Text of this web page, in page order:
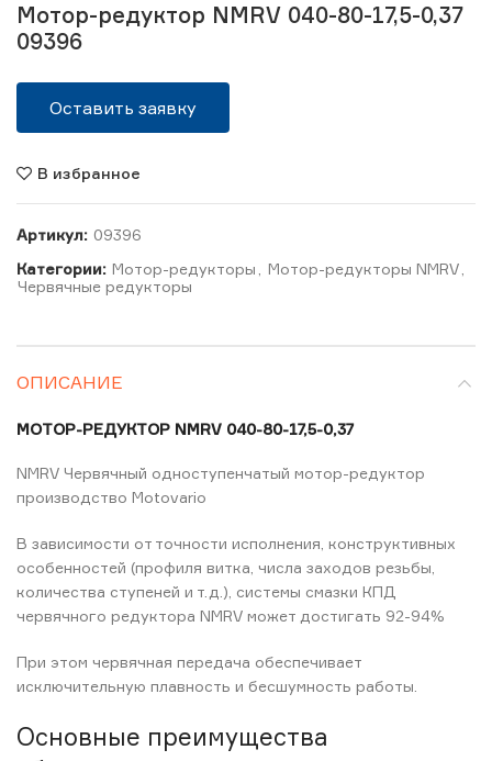
Мотор-редуктор NMRV 040-80-17,5-0,37
09396
Оставить заявку
В избранное
Артикул: 09396
Категории: Мотор-редукторы Мотор-редукторы NMRV
Червячные редукторы
ОПИСАНИЕ
МОТОР-РЕДУКТОР NMRV 040-80-17,5-0,37
NMRV Червячный одноступенчатый мотор-редуктор
производство Motovario
В зависимости от точности исполнения, конструктивных
особенностей (профиля витка, числа заходов резьбы,
количества ступеней и т.д.), системы смазки КПД
червячного редуктора NMRV может достигать 92-94%
При этом червячная передача обеспечивает
исключительную плавность и бесшумность работы.
Основные преимущества